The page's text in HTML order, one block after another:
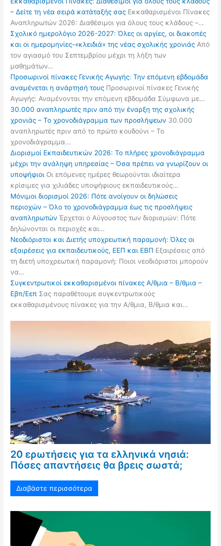
– Δείτε τη νέα σειρά κατάταξής σας Εκκαθαρισμένοι Πίνακες
Αναπληρωτών 2026: Διαθέσιμοι για όλους τους κλάδους –…
Σχολικό ημερολόγιο 2026-2027: Όλες οι αργίες, οι διακοπές
και οι ημερομηνίες-«κλειδιά» της νέας σχολικής χρονιάς Από
τον αγιασμό του Σεπτεμβρίου μέχρι τη λήξη των
μαθημάτων…
Προσωρινοί πίνακες Γενικής Αγωγής: Την επόμενη εβδομάδα
αναμένεται η ανάρτησή τους Προσωρινοί πίνακες Γενικής
Αγωγής: Αναμένονται την επόμενη εβδομάδα Σύμφωνα με…
30.000 αναπληρωτές πριν από την έναρξη της σχολικής
χρονιάς – Το χρονοδιάγραμμα των προσλήψεων 30.000
αναπληρωτές πριν από το πρώτο κουδούνι – Το
χρονοδιάγραμμα…
Διορισμοί Εκπαιδευτικών 2026: Το πλήρες χρονοδιάγραμμα
μέχρι την ανάληψη υπηρεσίας – Όσα πρέπει να γνωρίζουν οι
υποψήφιοι Οι επόμενες ημέρες θεωρούνται ιδιαίτερα
κρίσιμες για χιλιάδες υποψήφιους εκπαιδευτικούς…
Μόνιμοι διορισμοί 2026: Πότε ανοίγουν οι δηλώσεις
περιοχών – Όλο το χρονοδιάγραμμα έως τις προσλήψεις
αναπληρωτών Έρχεται ο Αύγουστος των διορισμών: Πότε
δηλώνονται οι περιοχές και…
Νεοδιόριστοι και Διετής υποχρεωτική παραμονή: Όλες οι
εξαιρέσεις για εκπαιδευτικούς, ΕΕΠ και ΕΒΠ Εξαιρέσεις από
τη διετή υποχρεωτική παραμονή: Ποιοι νεοδιόριστοι μπορούν
να…
Συγκεντρωτικοί εκκαθαρισμένοι πίνακες Α/θμια – Β/θμια –
Εβπ/Εεπ Σας παραθέτουμε συγκεντρωτικούς
εκκαθαρισμένους πίνακες για την Α/θμια, Β/θμια και…
20 ερωτήσεις για τα ελληνικά νησιά:
Πόσες απαντήσεις θα βρεις σωστά;
Διαβάστε περισσότερα